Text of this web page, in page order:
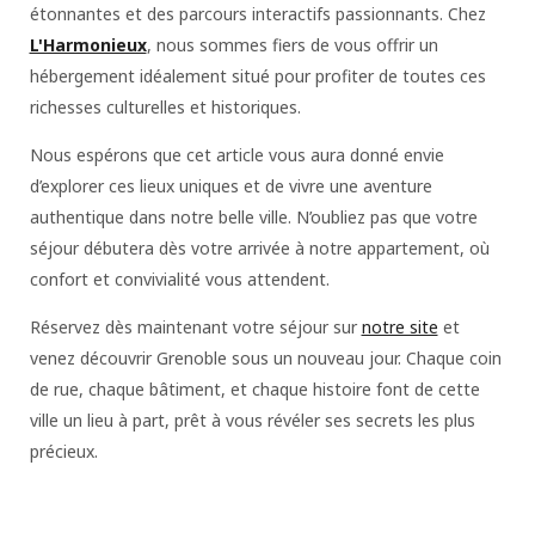
étonnantes et des parcours interactifs passionnants. Chez
L'Harmonieux, nous sommes fiers de vous offrir un
hébergement idéalement situé pour profiter de toutes ces
richesses culturelles et historiques.
Nous espérons que cet article vous aura donné envie
d’explorer ces lieux uniques et de vivre une aventure
authentique dans notre belle ville. N’oubliez pas que votre
séjour débutera dès votre arrivée à notre appartement, où
confort et convivialité vous attendent.
Réservez dès maintenant votre séjour sur notre site et
venez découvrir Grenoble sous un nouveau jour. Chaque coin
de rue, chaque bâtiment, et chaque histoire font de cette
ville un lieu à part, prêt à vous révéler ses secrets les plus
précieux.